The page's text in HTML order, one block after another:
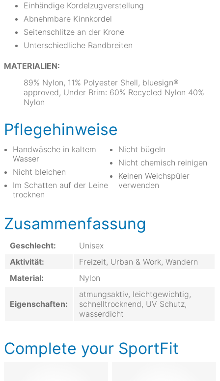
Einhändige Kordelzugverstellung
Abnehmbare Kinnkordel
Seitenschlitze an der Krone
Unterschiedliche Randbreiten
MATERIALIEN:
89% Nylon, 11% Polyester Shell, bluesign®
approved, Under Brim: 60% Recycled Nylon 40%
Nylon
Pflegehinweise
Handwäsche in kaltem
Wasser
Nicht bleichen
Im Schatten auf der Leine
trocknen
Nicht bügeln
Nicht chemisch reinigen
Keinen Weichspüler
verwenden
Zusammenfassung
Geschlecht:
Unisex
Aktivität:
Freizeit, Urban & Work, Wandern
Material:
Nylon
Eigenschaften:
atmungsaktiv, leichtgewichtig,
schnelltrocknend, UV Schutz,
wasserdicht
Complete your SportFit